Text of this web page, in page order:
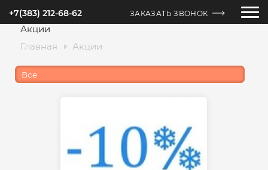
+7(383) 212-68-62 ЗАКАЗАТЬ ЗВОНОК
Акции
Главная
Акции
Все